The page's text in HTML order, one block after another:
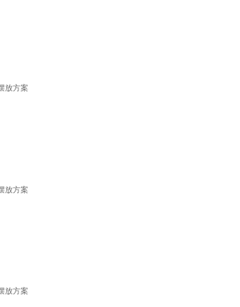
放方案
放方案
放方案